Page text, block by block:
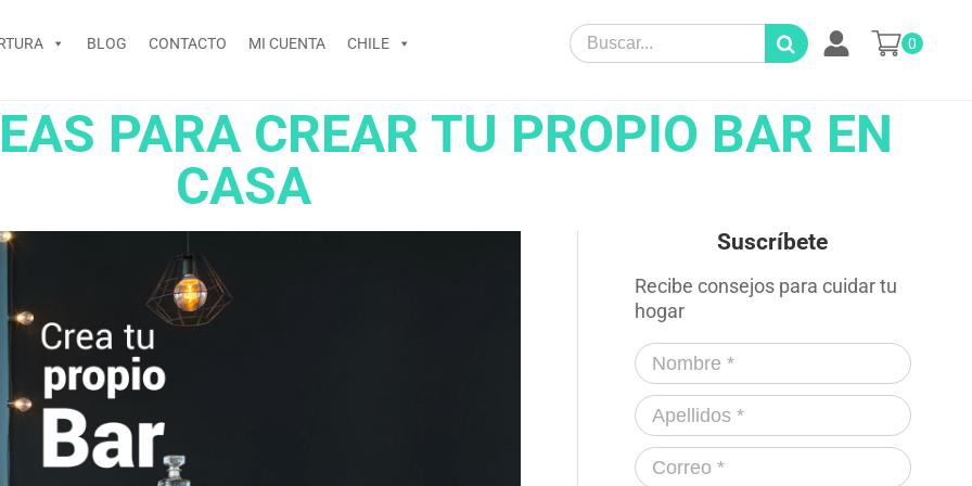
BLOG CONTACTO MI CUENTA CHILE
Search
for:
0
PARA CREAR TU PROPIO BAR EN
CASA
Suscríbete
Recibe consejos para cuidar tu
hogar